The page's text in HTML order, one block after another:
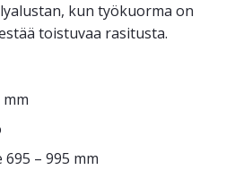
kun työkuorma on
toistuvaa rasitusta.
mm
– 995 mm